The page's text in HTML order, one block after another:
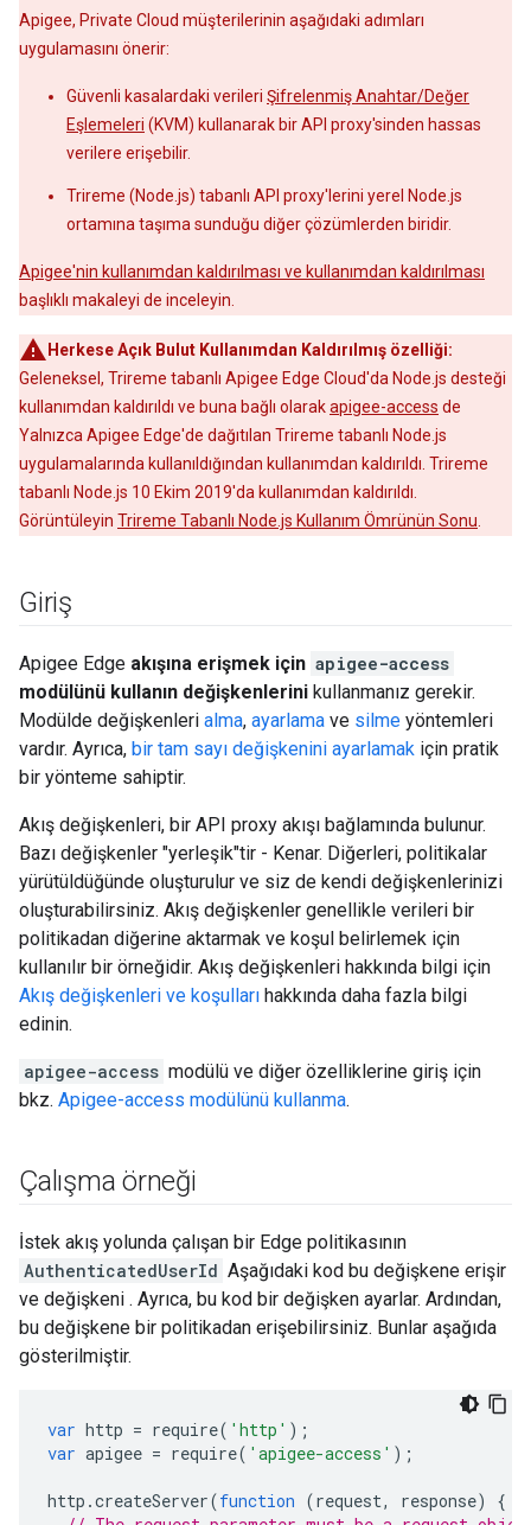
Apigee, Private Cloud müşterilerinin aşağıdaki adımları
uygulamasını önerir:
Güvenli kasalardaki verileri Şifrelenmiş Anahtar/Değer
Eşlemeleri (KVM) kullanarak bir API proxy'sinden hassas
verilere erişebilir.
Trireme (Node.js) tabanlı API proxy'lerini yerel Node.js
ortamına taşıma sunduğu diğer çözümlerden biridir.
Apigee'nin kullanımdan kaldırılması ve kullanımdan kaldırılması
başlıklı makaleyi de inceleyin.
Herkese Açık Bulut Kullanımdan Kaldırılmış özelliği:
Geleneksel, Trireme tabanlı Apigee Edge Cloud'da Node.js desteği
kullanımdan kaldırıldı ve buna bağlı olarakapigee-access de
Yalnızca Apigee Edge'de dağıtılan Trireme tabanlı Node.js
uygulamalarında kullanıldığından kullanımdan kaldırıldı. Trireme
tabanlı Node.js 10 Ekim 2019'da kullanımdan kaldırıldı.
Görüntüleyin Trireme Tabanlı Node.js Kullanım Ömrünün Sonu
Giriş
Apigee Edge akışına erişmek için apigee-access
modülünü kullanın değişkenlerini kullanmanız gerekir.
Modülde değişkenleri alma, ayarlama ve silme yöntemleri
vardır. Ayrıca, bir tam sayı değişkenini ayarlamak için pratik
bir yönteme sahiptir.
Akış değişkenleri, bir API proxy akışı bağlamında bulunur.
Bazı değişkenler "yerleşik"tir - Kenar. Diğerleri, politikalar
yürütüldüğünde oluşturulur ve siz de kendi değişkenlerinizi
oluşturabilirsiniz. Akış değişkenler genellikle verileri bir
politikadan diğerine aktarmak ve koşul belirlemek için
kullanılır bir örneğidir. Akış değişkenleri hakkında bilgi için
Akış değişkenleri ve koşulları hakkında daha fazla bilgi
edinin.
apigee-access modülü ve diğer özelliklerine giriş için
bkz. Apigee-access modülünü kullanma.
Çalışma örneği
İstek akış yolunda çalışan bir Edge politikasının
AuthenticatedUserId Aşağıdaki kod bu değişkene erişir
ve değişkeni . Ayrıca, bu kod bir değişken ayarlar. Ardından,
bu değişkene bir politikadan erişebilirsiniz. Bunlar aşağıda
gösterilmiştir.
var http = require( 'http' );
var apigee = require( 'apigee-access' );
http .createServer(function (request, response)
{